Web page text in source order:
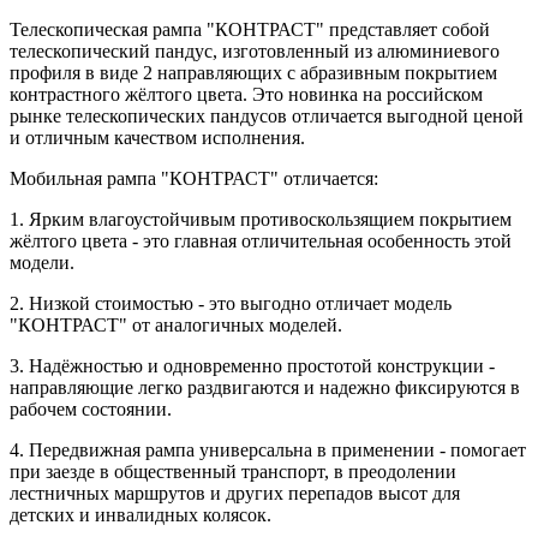
Телескопическая рампа "КОНТРАСТ" представляет собой
телескопический пандус, изготовленный из алюминиевого
профиля в виде 2 направляющих с абразивным покрытием
контрастного жёлтого цвета. Это новинка на российском
рынке телескопических пандусов отличается выгодной ценой
и отличным качеством исполнения.
Мобильная рампа "КОНТРАСТ" отличается:
1. Ярким влагоустойчивым противоскользящием покрытием
жёлтого цвета - это главная отличительная особенность этой
модели.
2. Низкой стоимостью - это выгодно отличает модель
"КОНТРАСТ" от аналогичных моделей.
3. Надёжностью и одновременно простотой конструкции -
направляющие легко раздвигаются и надежно фиксируются в
рабочем состоянии.
4. Передвижная рампа универсальна в применении - помогает
при заезде в общественный транспорт, в преодолении
лестничных маршрутов и других перепадов высот для
детских и инвалидных колясок.